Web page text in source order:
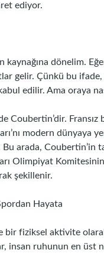
ediyor.
dönelim.
gelir. Çünkü bu
edilir. Ama oraya
Coubertin’dir.
modern dünyaya
Bu arada,
Olimpiyat
şekillenir.
Hayata
bir fiziksel aktivite
ruhunun en üst